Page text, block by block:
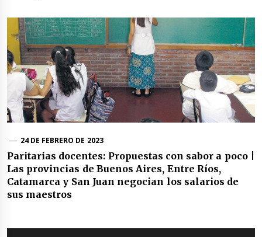
24 DE FEBRERO DE 2023
Paritarias docentes: Propuestas con sabor a poco |
Las provincias de Buenos Aires, Entre Ríos,
Catamarca y San Juan negocian los salarios de
sus maestros
Navegación